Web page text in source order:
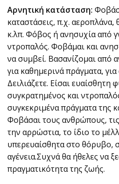
Αρνητική κατάσταση:
καταστάσεις, π.χ.
κ.λπ. Φόβος ή ανησυχία από
ντροπαλός. Φοβάμαι και
να συμβεί. Βασανίζομαι από
για καθημερινά πράγματα,
Δειλιάζετε. Είσαι ευαίσθητη
συγκρατημένος και
συγκεκριμένα πράγματα της
Φοβάσαι τους ανθρώπους,
την αρρώστια, το ίδιο το
υπερευαίσθητα στο θόρυβο,
αγένεια.Συχνά θα ήθελες να
πραγματικότητα της ζωής.